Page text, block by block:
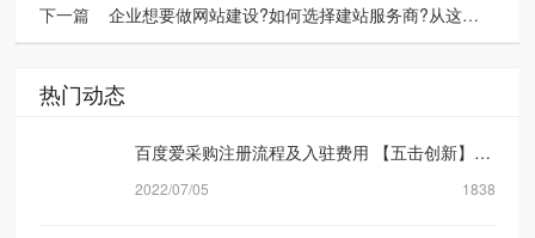
下一篇企业想要做网站建设?如何选择建站服务商?从这几点考量【五击创新】
热门动态
百度爱采购注册流程及入驻费用 【五击创新】网络营销公司
2022/07/05 1838